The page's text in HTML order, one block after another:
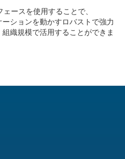
ースを使用することで、
ションを動かすロバストで強力
織規模で活用することができま